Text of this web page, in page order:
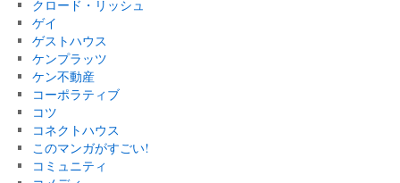
クロード・リッシュ
ゲイ
ゲストハウス
ケンプラッツ
ケン不動産
コーポラティブ
コツ
コネクトハウス
このマンガがすごい!
コミュニティ